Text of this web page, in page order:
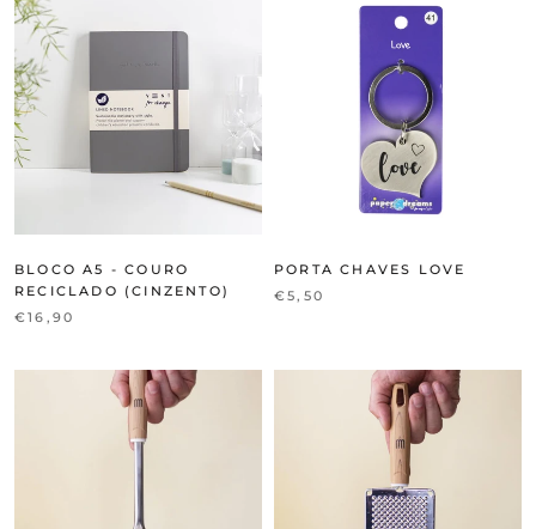
BLOCO A5 - COURO
RECICLADO (CINZENTO)
€16,90
PORTA CHAVES LOVE
€5,50